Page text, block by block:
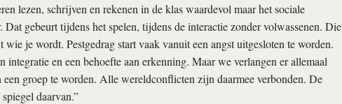
lezen, schrijven en rekenen in de klas waardevol maar het sociale
gebeurt tijdens het spelen, tijdens de interactie zonder volwassenen. Die
wie je wordt. Pestgedrag start vaak vanuit een angst uitgesloten te worden.
integratie en een behoefte aan erkenning. Maar we verlangen er allemaal
een groep te worden. Alle wereldconflicten zijn daarmee verbonden. De
daarvan.”